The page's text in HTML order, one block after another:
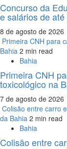
Concurso da
e salários de
8 de agosto de 2026
Primeira CNH para
Bahia 2 min read
Bahia
Primeira CNH
toxicológico na
7 de agosto de 2026
Colisão entre carro
da Bahia 2 min read
Bahia
Colisão entre